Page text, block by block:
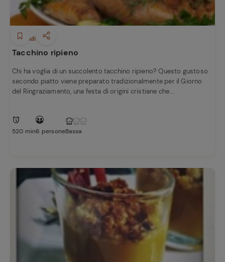
Secondi piatti
Tacchino ripieno
Chi ha voglia di un succolento tacchino ripieno? Questo gustoso
secondo piatto viene preparato tradizionalmente per il Giorno
del Ringraziamento, una festa di origini cristiane che...
520 min6 personeBassa